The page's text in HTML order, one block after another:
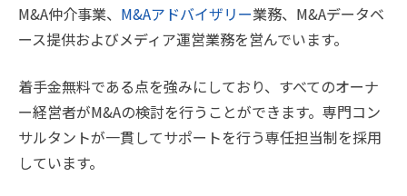
M&A仲介事業、 M&Aアドバイザリー業務、M&Aデータベ
ース提供およびメディア運営業務を営んでいます。
着手金無料である点を強みにしており、すべてのオーナ
ー経営者がM&Aの検討を行うことができます。専門コン
サルタントが一貫してサポートを行う専任担当制を採用
しています。